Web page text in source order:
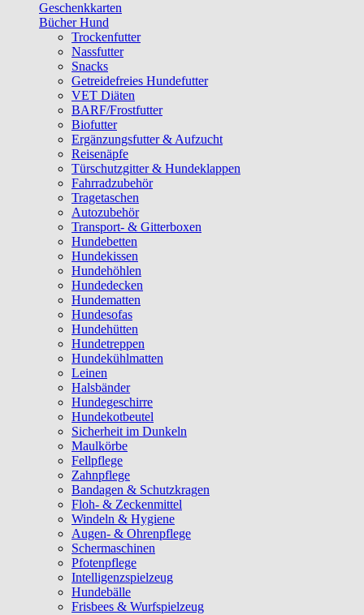
Geschenkkarten
Bücher Hund
Trockenfutter
Nassfutter
Snacks
Getreidefreies Hundefutter
VET Diäten
BARF/Frostfutter
Biofutter
Ergänzungsfutter & Aufzucht
Reisenäpfe
Türschutzgitter & Hundeklappen
Fahrradzubehör
Tragetaschen
Autozubehör
Transport- & Gitterboxen
Hundebetten
Hundekissen
Hundehöhlen
Hundedecken
Hundematten
Hundesofas
Hundehütten
Hundetreppen
Hundekühlmatten
Leinen
Halsbänder
Hundegeschirre
Hundekotbeutel
Sicherheit im Dunkeln
Maulkörbe
Fellpflege
Zahnpflege
Bandagen & Schutzkragen
Floh- & Zeckenmittel
Windeln & Hygiene
Augen- & Ohrenpflege
Schermaschinen
Pfotenpflege
Intelligenzspielzeug
Hundebälle
Frisbees & Wurfspielzeug